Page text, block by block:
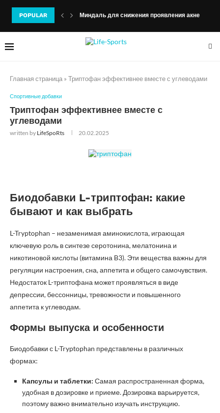
POPULAR Миндаль для снижения проявления акне
Главная страница » Триптофан эффективнее вместе с углеводами
Спортивные добавки
Триптофан эффективнее вместе с
углеводами
written by LifeSpoRts 20.02.2025
Биодобавки L-триптофан: какие
бывают и как выбрать
L-Tryptophan – незаменимая аминокислота, играющая
ключевую роль в синтезе серотонина, мелатонина и
никотиновой кислоты (витамина B3). Эти вещества важны для
регуляции настроения, сна, аппетита и общего самочувствия.
Недостаток L-триптофана может проявляться в виде
депрессии, бессонницы, тревожности и повышенного
аппетита к углеводам.
Формы выпуска и особенности
Биодобавки с L-Tryptophan представлены в различных
формах:
Капсулы и таблетки: Самая распространенная форма,
удобная в дозировке и приеме. Дозировка варьируется,
поэтому важно внимательно изучать инструкцию.